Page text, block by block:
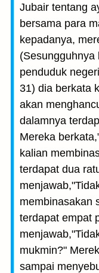
Jubair tentang
bersama para
kepadanya,
(Sesungguhnya
penduduk
31) dia berkata
akan
dalamnya
Mereka
kalian
terdapat dua
membinasakan
terdapat empat
mukmin?"
sampai